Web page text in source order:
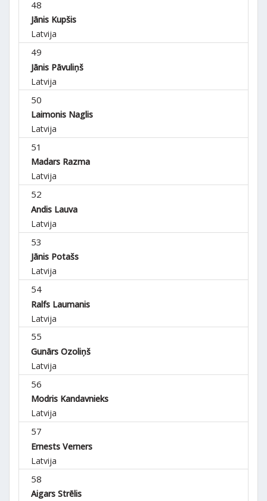
48
Jānis Kupšis
Latvija
49
Jānis Pāvuliņš
Latvija
50
Laimonis Naglis
Latvija
51
Madars Razma
Latvija
52
Andis Lauva
Latvija
53
Jānis Potašs
Latvija
54
Ralfs Laumanis
Latvija
55
Gunārs Ozoliņš
Latvija
56
Modris Kandavnieks
Latvija
57
Ernests Verners
Latvija
58
Aigars Strēlis